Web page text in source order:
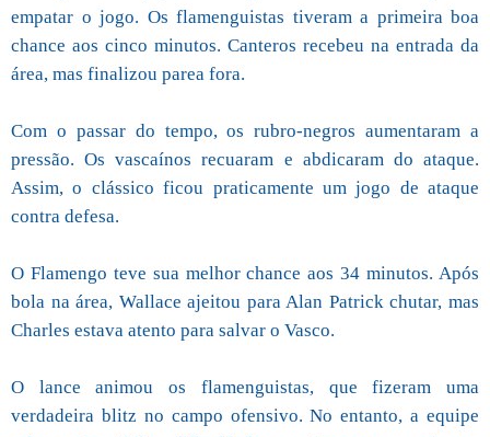
empatar o jogo. Os flamenguistas tiveram a primeira boa
chance aos cinco minutos. Canteros recebeu na entrada da
área, mas finalizou parea fora.
Com o passar do tempo, os rubro-negros aumentaram a
pressão. Os vascaínos recuaram e abdicaram do ataque.
Assim, o clássico ficou praticamente um jogo de ataque
contra defesa.
O Flamengo teve sua melhor chance aos 34 minutos. Após
bola na área, Wallace ajeitou para Alan Patrick chutar, mas
Charles estava atento para salvar o Vasco.
O lance animou os flamenguistas, que fizeram uma
verdadeira blitz no campo ofensivo. No entanto, a equipe